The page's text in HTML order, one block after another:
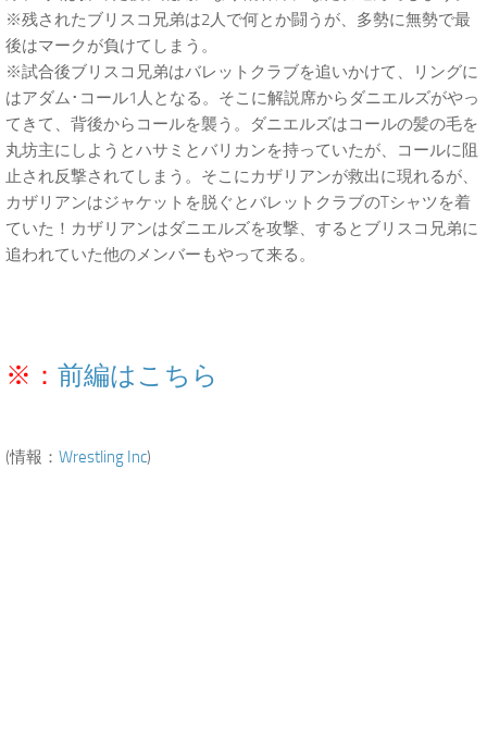
※残されたブリスコ兄弟は2人で何とか闘うが、多勢に無勢で最
後はマークが負けてしまう。
※試合後ブリスコ兄弟はバレットクラブを追いかけて、リングに
はアダム･コール1人となる。そこに解説席からダニエルズがやっ
てきて、背後からコールを襲う。ダニエルズはコールの髪の毛を
丸坊主にしようとハサミとバリカンを持っていたが、コールに阻
止され反撃されてしまう。そこにカザリアンが救出に現れるが、
カザリアンはジャケットを脱ぐとバレットクラブのTシャツを着
ていた！カザリアンはダニエルズを攻撃、するとブリスコ兄弟に
追われていた他のメンバーもやって来る。
※： 前編はこちら
(情報： Wrestling Inc)